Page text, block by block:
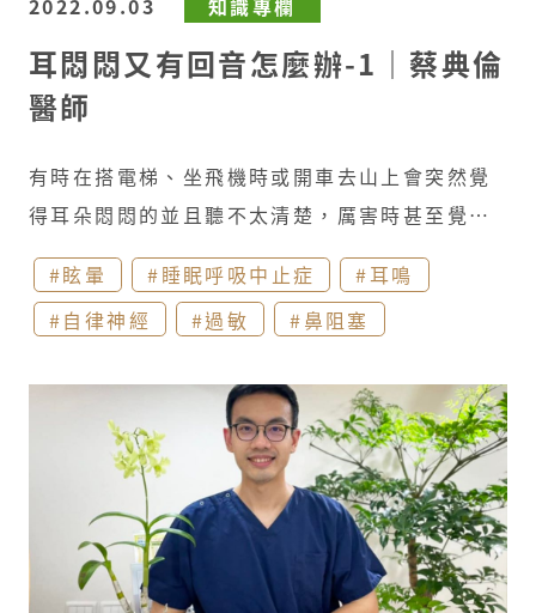
萎縮，而有關不起來的情形​
後、體重一定幅度減輕、大量運動、服用相關藥
品或食品(利尿劑、血管收縮劑、避孕藥、咖啡
流、頭頸部放射治療後。 全煜耳鼻喉科 蔡典倫醫
師
2022.09.03 知識專欄
耳悶悶又有回音怎麼辦-1｜蔡典倫
醫師
有時在搭電梯、坐飛機時或開車去山上會突然覺
得耳朵悶悶的並且聽不太清楚，厲害時甚至覺得
有些疼痛，究竟是什麼原因造成的呢？其實這往
往是耳朵在內外壓力改變時，耳咽管暫時的調節
不良。但若是這樣的症狀持續了幾周甚至幾個
氣是耳咽管的重要功能​
耳咽管是一條長度約3-
4公分的管道，連接著鼻腔後部的鼻咽與耳膜內側
的中耳腔，平時肩負著幾項重要工作：調節中耳
腔內部與外在大氣壓力平衡、將中耳的分泌物亦
或是發炎物質排至鼻腔和避免鼻部的液體上行至
中耳腔等功能。​
大多數時候它都是處於關閉
#眩暈 #睡眠呼吸中止症
#耳鳴
#自律神經
#過敏 #鼻阻塞